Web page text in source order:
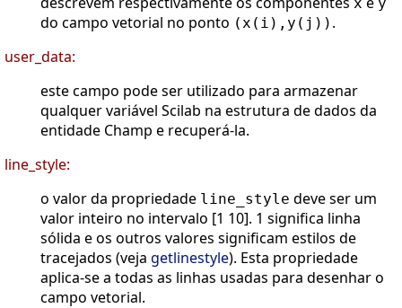
do campo vetorial no ponto (x(i),y(j)) .
user_data:
este campo pode ser utilizado para armazenar
qualquer variável Scilab na estrutura de dados da
entidade Champ e recuperá-la.
line_style:
o valor da propriedade line_style deve ser um
valor inteiro no intervalo [1 10]. 1 significa linha
sólida e os outros valores significam estilos de
tracejados (veja getlinestyle). Esta propriedade
aplica-se a todas as linhas usadas para desenhar o
campo vetorial.